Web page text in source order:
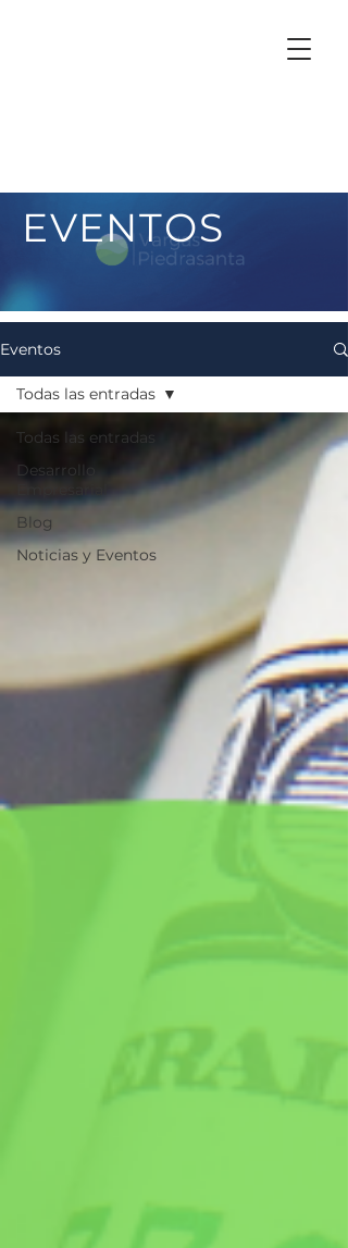
EVENTOS
Eventos
Todas las entradas
Desarrollo
Blog
Noticias y Eventos
Todas las entradas